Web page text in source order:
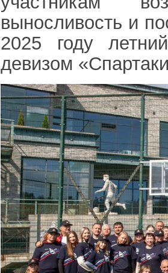
выносливость и
2025 году
девизом